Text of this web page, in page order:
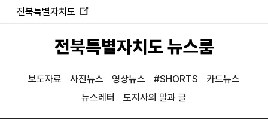
전북특별자치도
열
림
전북특별자치도 뉴스룸
보도자료 사진뉴스 영상뉴스 #SHORTS
카드뉴스
뉴스레터
도지사의 말과 글